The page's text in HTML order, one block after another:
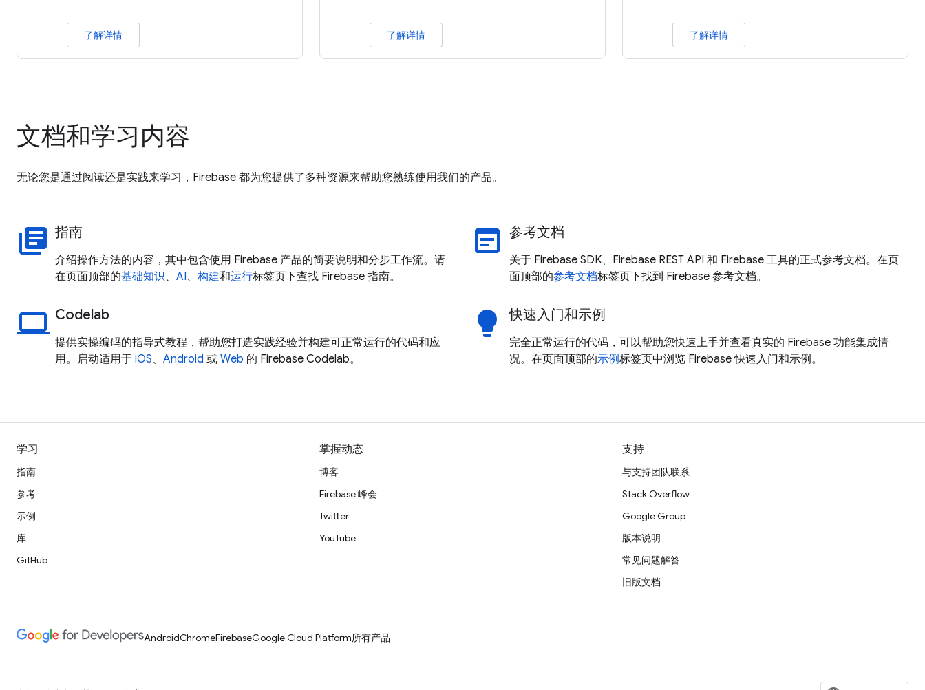
了解详情 了解详情 了解详情
文档和学习内容
无论您是通过阅读还是实践来学习，Firebase 都为您提供了多种资源来帮助您熟练使用我们的产品。
library_books 指南
介绍操作方法的内容，其中包含使用 Firebase 产品的简要说明和分步工作流。请
在页面顶部的基础知识、 AI、 构建和运行标签页下查找 Firebase 指南。
laptop Codelab
提供实操编码的指导式教程，帮助您打造实践经验并构建可正常运行的代码和应
用。启动适用于 iOS、 Android 或 Web 的 Firebase Codelab。
wysiwyg 参考文档
关于 Firebase SDK、Firebase REST API 和 Firebase 工具的正式参考文档。在页
面顶部的参考文档标签页下找到 Firebase 参考文档。
lightbulb 快速入门和示例
完全正常运行的代码，可以帮助您快速上手并查看真实的 Firebase 功能集成情
况。在页面顶部的示例标签页中浏览 Firebase 快速入门和示例。
学习
指南
参考
示例
库
GitHub
掌握动态
博客
Firebase 峰会
Twitter
YouTube
支持
与支持团队联系
Stack Overflow
Google Group
版本说明
常见问题解答
旧版文档
AndroidChromeFirebaseGoogle Cloud Platform所有产品